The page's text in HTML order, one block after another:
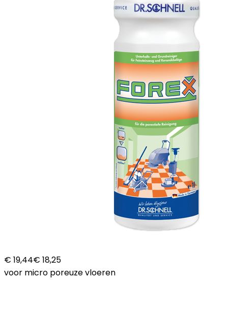
€ 19,44€ 18,25
voor micro poreuze vloeren